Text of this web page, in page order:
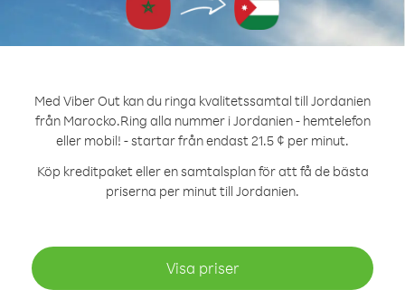
Med Viber Out kan du ringa kvalitetssamtal till Jordanien
från Marocko.Ring alla nummer i Jordanien - hemtelefon
eller mobil! - startar från endast 21.5 ¢ per minut.
Köp kreditpaket eller en samtalsplan för att få de bästa
priserna per minut till Jordanien.
Visa priser